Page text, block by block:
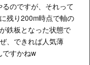
のですが、それって
残り200m時点で軸の
鉄板となった状態で
、できれば人気薄
ですかねw